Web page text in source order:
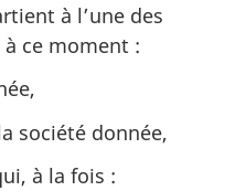
à l’une des
ce moment :
société donnée,
à la fois :